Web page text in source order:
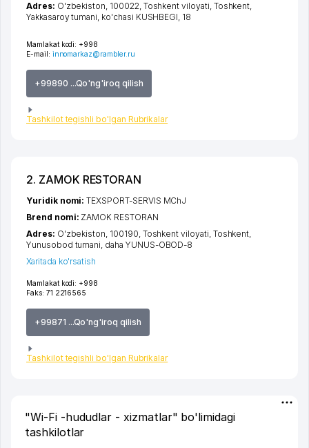
Mamlakat kodi: +998
E-mail: innomarkaz@rambler.ru
+99890 ...Qo'ng'iroq qilish
Tashkilot tegishli bo'lgan Rubrikalar
Adres: O'zbekiston, 100022, Toshkent viloyati, Toshkent,
Yakkasaroy tumani, ko'chasi KUSHBEGI, 18
2. ZAMOK RESTORAN
Mamlakat kodi: +998
Faks: 71 2216565
+99871 ...Qo'ng'iroq qilish
Tashkilot tegishli bo'lgan Rubrikalar
Yuridik nomi:TEXSPORT-SERVIS MChJ
Brend nomi: ZAMOK RESTORAN
Adres: O'zbekiston, 100190, Toshkent viloyati, Toshkent,
Yunusobod tumani, daha YUNUS-OBOD-8
Xaritada ko'rsatish
"Wi-Fi -hududlar - xizmatlar" bo'limidagi
tashkilotlar